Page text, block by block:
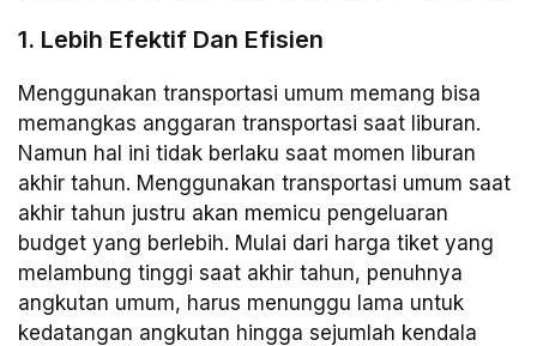
1. Lebih Efektif Dan Efisien
Menggunakan transportasi umum memang bisa
memangkas anggaran transportasi saat liburan.
Namun hal ini tidak berlaku saat momen liburan
akhir tahun. Menggunakan transportasi umum saat
akhir tahun justru akan memicu pengeluaran
budget yang berlebih. Mulai dari harga tiket yang
melambung tinggi saat akhir tahun, penuhnya
angkutan umum, harus menunggu lama untuk
kedatangan angkutan hingga sejumlah kendala